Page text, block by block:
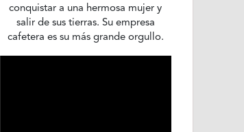
conquistar a una hermosa mujer y
salir de sus tierras. Su empresa
cafetera es su más grande orgullo.